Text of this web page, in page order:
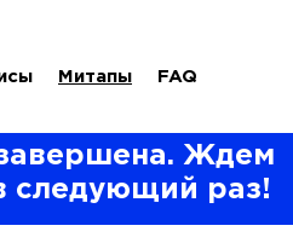
Митапы
FAQ
Ждем
следующий раз!